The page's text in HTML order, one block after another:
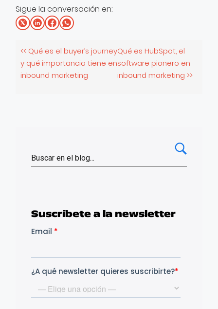
Sigue la conversación en:
<< Qué es el buyer’s journey
y qué importancia tiene en
inbound marketing
Qué es HubSpot, el
software pionero en
inbound marketing >>
Suscríbete a la newsletter